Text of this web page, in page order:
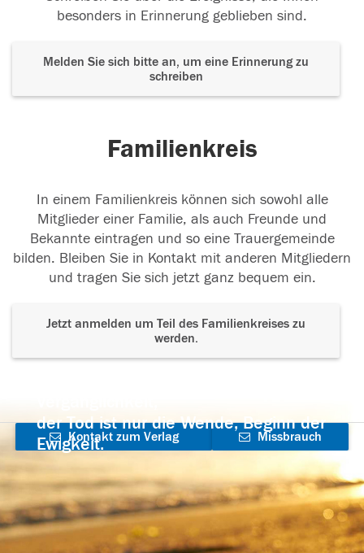
besonders in Erinnerung geblieben sind.
Melden Sie sich bitte an, um eine Erinnerung zu
schreiben
Familienkreis
In einem Familienkreis können sich sowohl alle
Mitglieder einer Familie, als auch Freunde und
Bekannte eintragen und so eine Trauergemeinde
bilden. Bleiben Sie in Kontakt mit anderen Mitgliedern
und tragen Sie sich jetzt ganz bequem ein.
Jetzt anmelden um Teil des Familienkreises zu
werden.
der Tod ist nur die Wende, Beginn der
Ewigkeit.
Kontakt zum Verlag
aufnehmen
Missbrauch